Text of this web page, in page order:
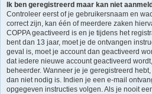
Ik ben geregistreerd maar kan niet
Controleer eerst of je gebruikersnaam en
correct zijn, kan één of meerdere zaken
COPPA geactiveerd is en je tijdens het
bent dan 13 jaar, moet je de ontvangen
geval is, moet je account dan geactiveerd
dat iedere nieuwe account geactiveerd
beheerder. Wanneer je je geregistreerd
dan niet nodig is. Indien je een e-mail
opgegeven instructies volgen. Als je nooit